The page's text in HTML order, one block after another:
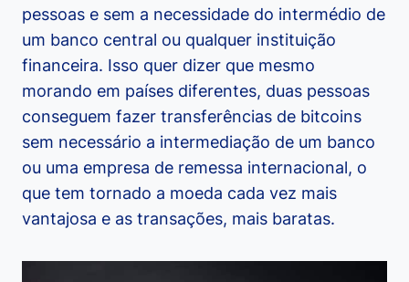
pessoas e sem a necessidade do intermédio de
um banco central ou qualquer instituição
financeira. Isso quer dizer que mesmo
morando em países diferentes, duas pessoas
conseguem fazer transferências de bitcoins
sem necessário a intermediação de um banco
ou uma empresa de remessa internacional, o
que tem tornado a moeda cada vez mais
vantajosa e as transações, mais baratas.